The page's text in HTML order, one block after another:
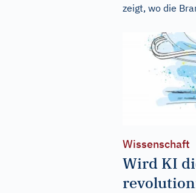
zeigt, wo die
Wissenschaft
Wird KI